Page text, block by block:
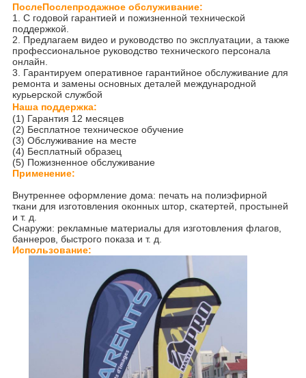
ПослеПослепродажное обслуживание:
1. С годовой гарантией и пожизненной технической
поддержкой.
2. Предлагаем видео и руководство по эксплуатации, а также
профессиональное руководство технического персонала
онлайн.
3. Гарантируем оперативное гарантийное обслуживание для
ремонта и замены основных деталей международной
курьерской службой
Наша поддержка:
(1) Гарантия 12 месяцев
(2) Бесплатное техническое обучение
(3) Обслуживание на месте
(4) Бесплатный образец
(5) Пожизненное обслуживание
Применение:
Внутреннее оформление дома: печать на полиэфирной
ткани для изготовления оконных штор, скатертей, простыней
и т. д.
Снаружи: рекламные материалы для изготовления флагов,
баннеров, быстрого показа и т. д.
Использование: